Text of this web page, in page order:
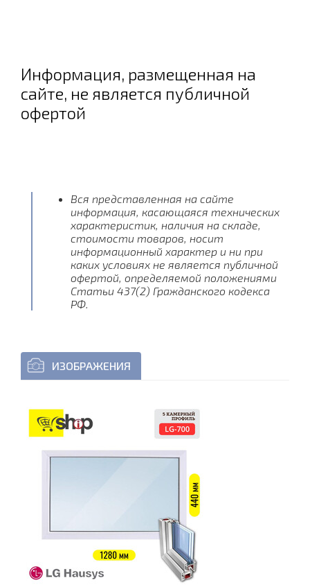
Информация, размещенная на
сайте, не является публичной
офертой
Вся представленная на сайте
информация, касающаяся технических
характеристик, наличия на складе,
стоимости товаров, носит
информационный характер и ни при
каких условиях не является публичной
офертой, определяемой положениями
Статьи 437(2) Гражданского кодекса
РФ.
ИЗОБРАЖЕНИЯ